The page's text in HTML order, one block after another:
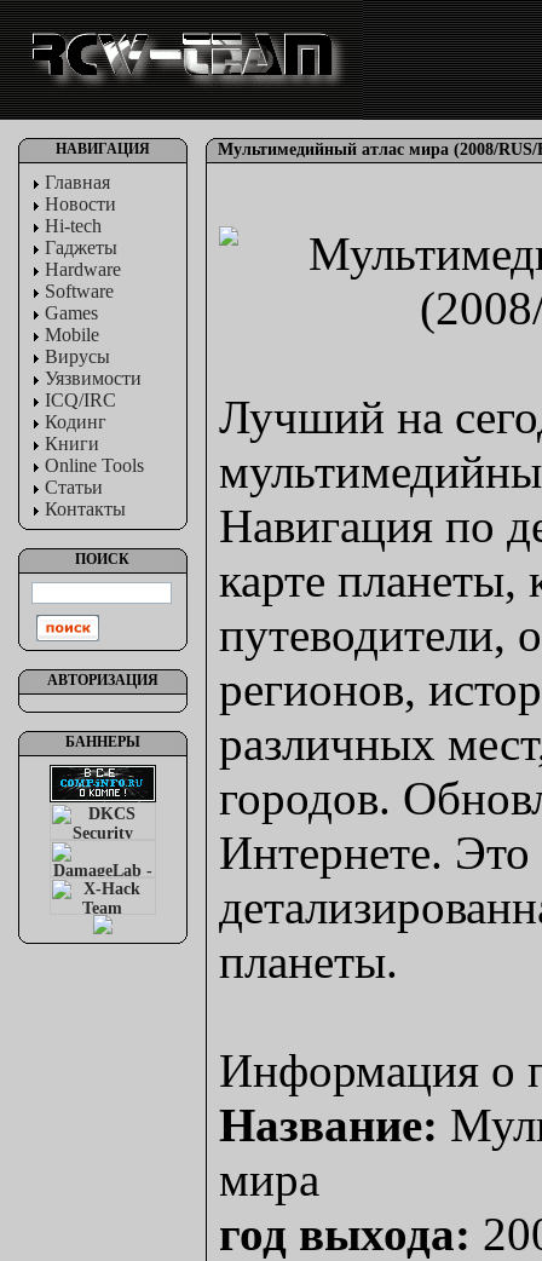
НАВИГАЦИЯ
Главная
Новости
Hi-tech
Гаджеты
Hardware
Software
Games
Mobile
Вирусы
Уязвимости
ICQ/IRC
Кодинг
Книги
Online Tools
Статьи
Контакты
ПОИСК
АВТОРИЗАЦИЯ
БАННЕРЫ
Мультимедийный атлас мира (2008/RUS/
Лучший на
Навигация по
карте планеты,
путеводители,
регионов,
различных
городов.
Интернете. Это
планеты.
Информация о
Название:
мира
год выхода: